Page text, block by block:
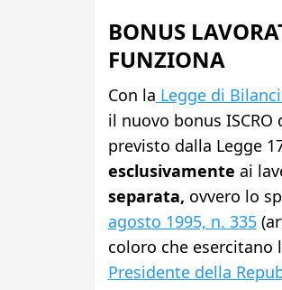
BONUS
FUNZIONA
Con la Legge di
il nuovo bonus
previsto dalla Legge
esclusivamente ai
separata, ovvero lo
agosto 1995, n. 335
coloro che esercitano
Presidente della